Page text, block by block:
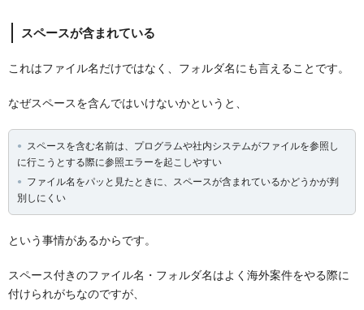
スペースが含まれている
これはファイル名だけではなく、フォルダ名にも言えることです。
なぜスペースを含んではいけないかというと、
スペースを含む名前は、プログラムや社内システムがファイルを参照し
に行こうとする際に参照エラーを起こしやすい
ファイル名をパッと見たときに、スペースが含まれているかどうかが判
別しにくい
という事情があるからです。
スペース付きのファイル名・フォルダ名はよく海外案件をやる際に
付けられがちなのですが、